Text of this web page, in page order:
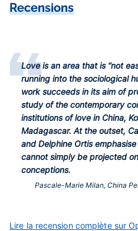
Recensions
Love is an area that is “not
running into the sociological
work succeeds in its aim of
study of the contemporary
institutions of love in China,
Madagascar. At the outset,
and Delphine Ortis
cannot simply be projected
conceptions.
Pascale-Marie Milan, China
Lire la recension complète sur